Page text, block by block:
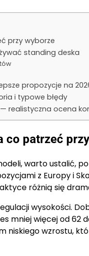
przy wyborze
standing deska
propozycje na
i typowe błędy
realistyczna ocena
co patrzeć
warto ustalić,
z Europy i
różnią się
wysokości.
mniej więcej od 62
niskiego wzrostu,